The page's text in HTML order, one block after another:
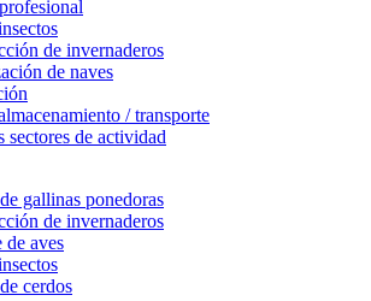
de invernaderos
de naves
/ transporte
sectores de actividad
gallinas ponedoras
de invernaderos
de aves
cerdos